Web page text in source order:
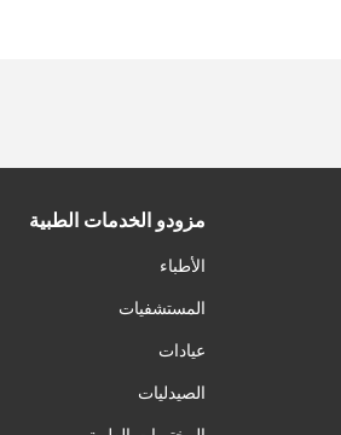
مزودو الخدمات الطبية
الأطباء
المستشفيات
عيادات
الصيدليات